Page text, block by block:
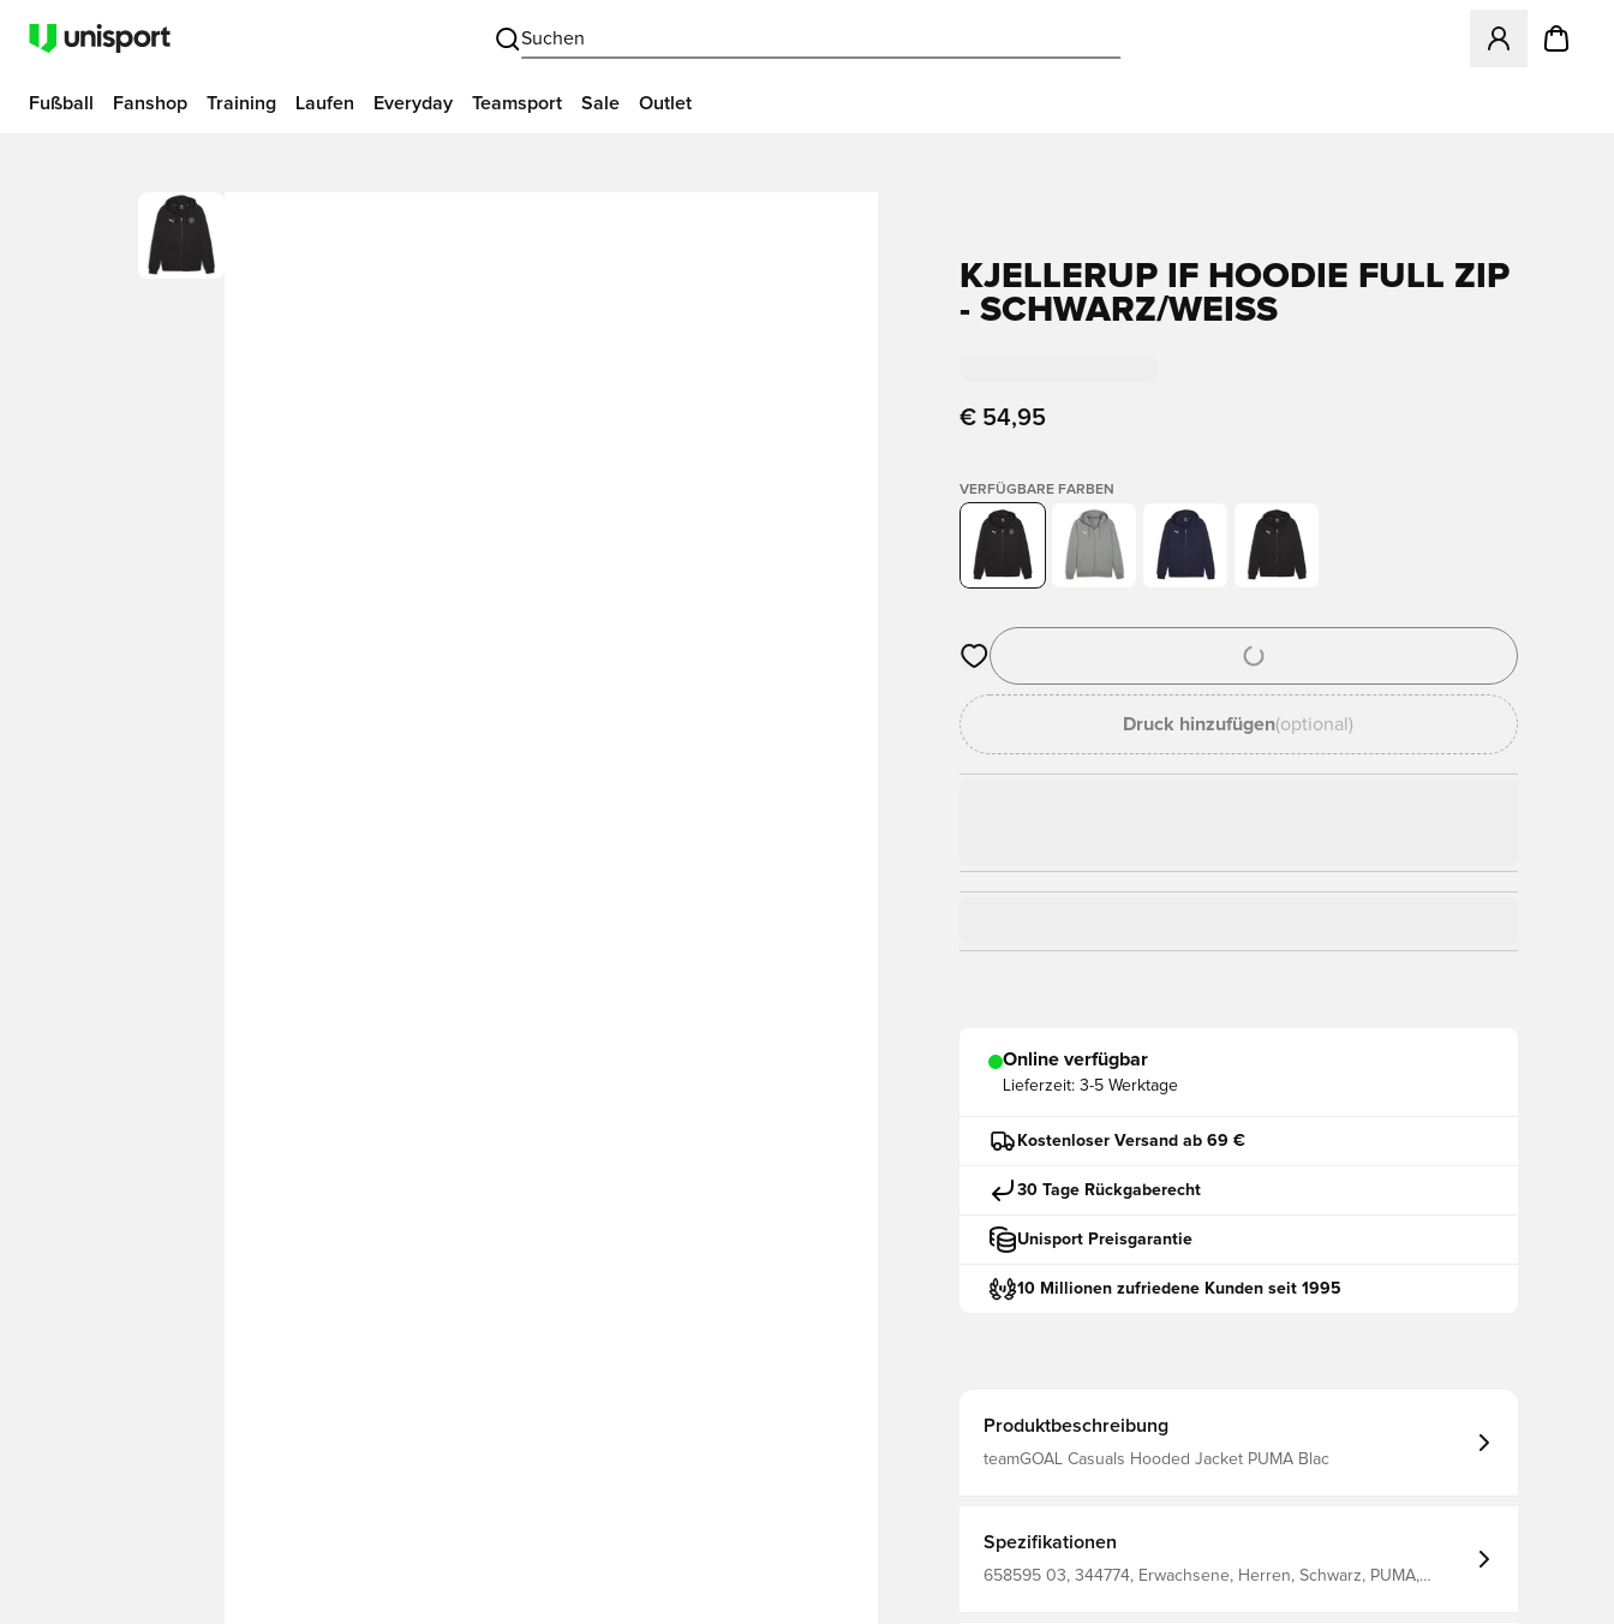
Suchen
Öffnet ein
Fußball Fanshop Training Laufen Everyday Teamsport Sale Outlet
KJELLERUP IF HOODIE FULL ZIP
- SCHWARZ/WEISS
€ 54,95
VERFÜGBARE FARBEN
Öffnet ein Fenster zum Anmelden oder Registrieren als Mitglied
Druck hinzufügen(optional)
Online verfügbar
Lieferzeit: 3-5 Werktage
Kostenloser Versand ab 69 €
30 Tage Rückgaberecht
Unisport Preisgarantie
10 Millionen zufriedene Kunden seit 1995
Produktbeschreibung
teamGOAL Casuals Hooded Jacket PUMA Blac
Spezifikationen
658595 03, 344774, Erwachsene, Herren, Schwarz, PUMA,